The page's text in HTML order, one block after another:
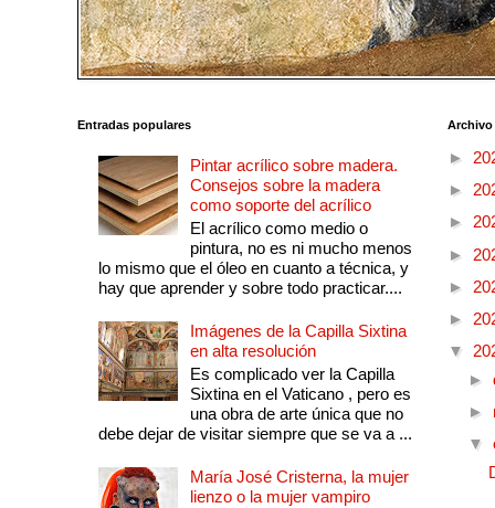
Entradas populares
Pintar acrílico sobre madera.
Consejos sobre la madera
como soporte del acrílico
El acrílico como medio o
pintura, no es ni mucho menos
lo mismo que el óleo en cuanto a técnica, y
hay que aprender y sobre todo practicar....
Imágenes de la Capilla Sixtina
en alta resolución
Es complicado ver la Capilla
Sixtina en el Vaticano , pero es
una obra de arte única que no
debe dejar de visitar siempre que se va a ...
María José Cristerna, la mujer
lienzo o la mujer vampiro
►
►
►
►
►
►
▼
►
►
▼